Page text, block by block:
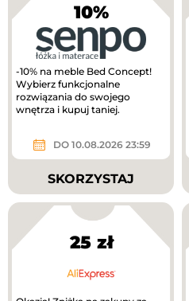
10%
-10% na meble Bed Concept!
Wybierz funkcjonalne
rozwiązania do swojego
wnętrza i kupuj taniej.
DO 10.08.2026 23:59
SKORZYSTAJ
25 zł